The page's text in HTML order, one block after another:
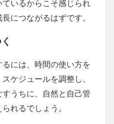
いるからこそ感じられ
につながるはずです。
には、時間の使い方を
ケジュールを調整し、
うちに、自然と自己管
れるでしょう。